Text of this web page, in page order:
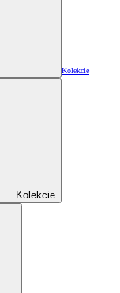
Kolekcie
Kolekcie